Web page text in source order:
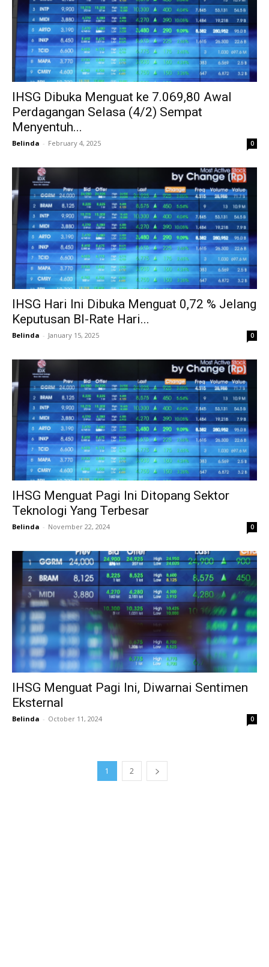
IHSG Dibuka Menguat ke 7.069,80 Awal
Perdagangan Selasa (4/2) Sempat
Menyentuh...
Belinda - February 4, 2025 0
IHSG Hari Ini Dibuka Menguat 0,72 % Jelang
Keputusan BI-Rate Hari...
Belinda - January 15, 2025 0
IHSG Menguat Pagi Ini Ditopang Sektor
Teknologi Yang Terbesar
Belinda - November 22, 2024 0
IHSG Menguat Pagi Ini, Diwarnai Sentimen
Eksternal
Belinda - October 11, 2024 0
1 2